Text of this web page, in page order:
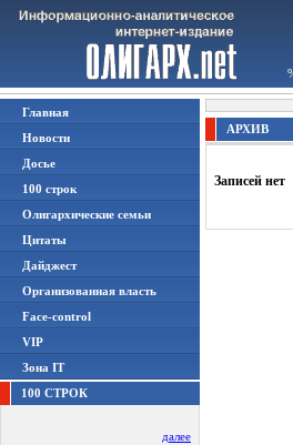
Главная
Новости
Досье
100 строк
Олигархические семьи
Цитаты
Дайджест
Организованная власть
Face-control
VIP
Зона IT
100 СТРОК
далее
АРХИВ
Записей нет